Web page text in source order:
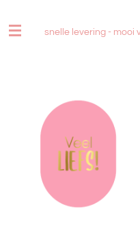
direct
snelle levering - mooi